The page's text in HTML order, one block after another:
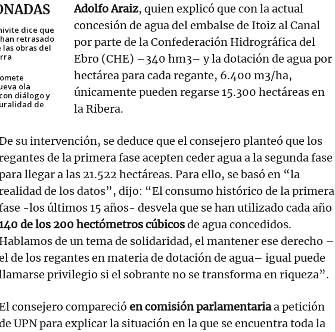
dice que
retrasado
obras del
ola
diálogo y
de
Adolfo Araiz, quien explicó que con la actual
concesión de agua del embalse de Itoiz al Canal
por parte de la Confederación Hidrográfica del
Ebro (CHE) –340 hm3– y la dotación de agua por
hectárea para cada regante, 6.400 m3/ha,
únicamente pueden regarse 15.300 hectáreas en
la Ribera.
su intervención, se deduce que el consejero planteó que los
de la primera fase acepten ceder agua a la segunda fase
llegar a las 21.522 hectáreas. Para ello, se basó en “la
de los datos”, dijo: “El consumo histórico de la primera
-los últimos 15 años- desvela que se han utilizado cada año
de los 200 hectómetros cúbicosde agua concedidos.
Hablamos de un tema de solidaridad, el mantener ese derecho –
de los regantes en materia de dotación de agua– igual puede
privilegio si el sobrante no se transforma en riqueza”.
consejero compareció en comisión parlamentariaa petición
UPN para explicar la situación en la que se encuentra toda la